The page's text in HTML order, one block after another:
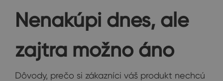
Nenakúpi dnes, ale
zajtra možno áno
Dôvody, prečo si zákazníci váš produkt nechcú